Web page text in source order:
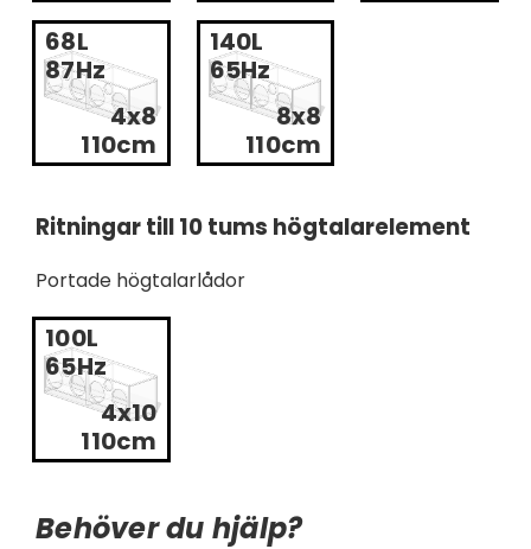
68L
87Hz
110cm
4x8
140L
65Hz
110cm
8x8
Ritningar till 10 tums högtalarelement
Portade högtalarlådor
100L
65Hz
110cm
4x10
Behöver du hjälp?